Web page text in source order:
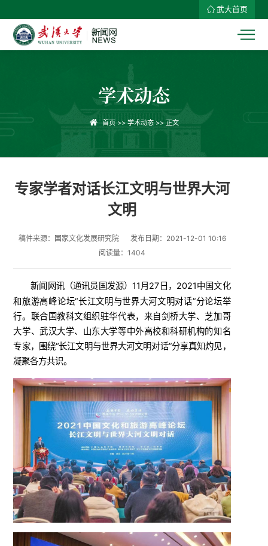
武大首页
学术动态
首页>>学术动态>> 正文
专家学者对话长江文明与世界大河
文明
稿件来源：国家文化发展研究院
发布日期：2021-12-01 10:16
阅读量： 1404
新闻网讯（通讯员国发源）11月27日，2021中国文化
和旅游高峰论坛“长江文明与世界大河文明对话”分论坛举
行。联合国教科文组织驻华代表，来自剑桥大学、芝加哥
大学、武汉大学、山东大学等中外高校和科研机构的知名
专家，围绕“长江文明与世界大河文明对话”分享真知灼见，
凝聚各方共识。